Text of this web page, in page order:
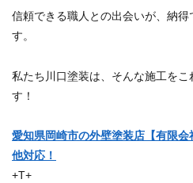
信頼できる職人との出会いが、納
す。
私たち川口塗装は、そんな施工をこ
す！
愛知県岡崎市の外壁塗装店【有限
他対応！
+T+